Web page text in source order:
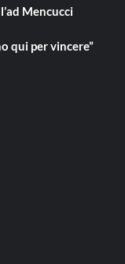
Mencucci
qui per vincere”